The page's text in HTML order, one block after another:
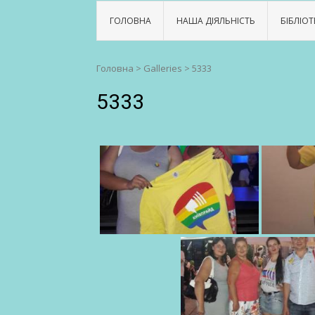
ГОЛОВНА НАША ДІЯЛЬНІСТЬ
Головна > Galleries > 5333
5333